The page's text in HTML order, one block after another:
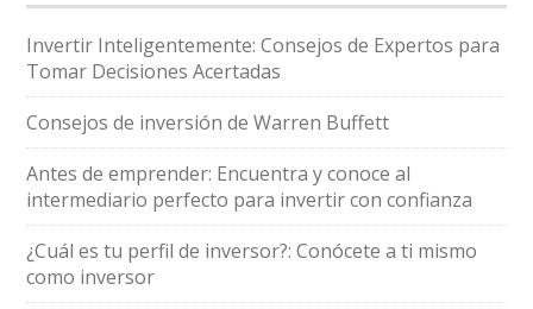
Invertir Inteligentemente: Consejos de Expertos para
Tomar Decisiones Acertadas
Consejos de inversión de Warren Buffett
Antes de emprender: Encuentra y conoce al
intermediario perfecto para invertir con confianza
¿Cuál es tu perfil de inversor?: Conócete a ti mismo
como inversor